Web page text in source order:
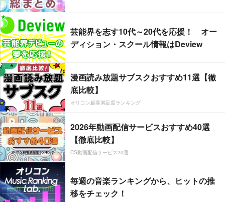
芸能界を志す10代～20代を応援！ オー
ディション・スクール情報はDeview
漫画読み放題サブスクおすすめ11選【徹
底比較】
オリコン顧客満足度ランキング
2026年動画配信サービスおすすめ40選
【徹底比較】
CS動画配信サービス20選
毎週の音楽ランキングから、ヒットの推
移をチェック！